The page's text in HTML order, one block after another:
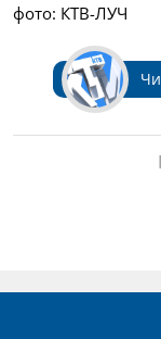
фото: КТВ-ЛУЧ